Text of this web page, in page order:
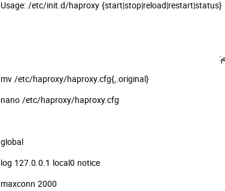
Usage: /etc/init.d/haproxy {start|stop|reload|restart|status}
mv /etc/haproxy/haproxy.cfg{,.original}
nano /etc/haproxy/haproxy.cfg
global
log 127.0.0.1 local0 notice